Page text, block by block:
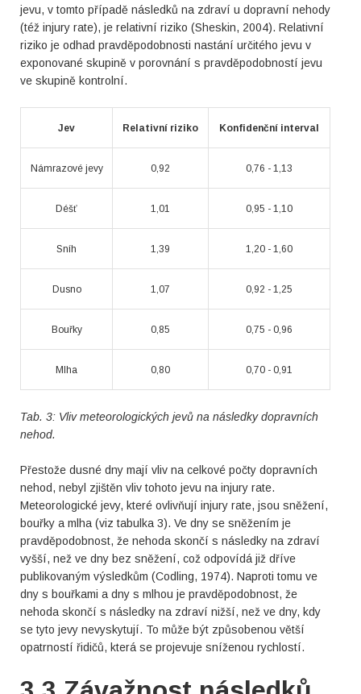
jevu, v tomto případě následků na zdraví u dopravní nehody
(též injury rate), je relativní riziko (Sheskin, 2004). Relativní
riziko je odhad pravděpodobnosti nastání určitého jevu v
exponované skupině v porovnání s pravděpodobností jevu
ve skupině kontrolní.
Jev Relativní riziko Konfidenční interval
Námrazové jevy 0,92 0,76 - 1,13
Déšť 1,01 0,95 - 1,10
Sníh 1,39 1,20 - 1,60
Dusno 1,07 0,92 - 1,25
Bouřky 0,85 0,75 - 0,96
Mlha 0,80 0,70 - 0,91
Tab. 3: Vliv meteorologických jevů na následky dopravních
nehod.
Přestože dusné dny mají vliv na celkové počty dopravních
nehod, nebyl zjištěn vliv tohoto jevu na injury rate.
Meteorologické jevy, které ovlivňují injury rate, jsou sněžení,
bouřky a mlha (viz tabulka 3). Ve dny se sněžením je
pravděpodobnost, že nehoda skončí s následky na zdraví
vyšší, než ve dny bez sněžení, což odpovídá již dříve
publikovaným výsledkům (Codling, 1974). Naproti tomu ve
dny s bouřkami a dny s mlhou je pravděpodobnost, že
nehoda skončí s následky na zdraví nižší, než ve dny, kdy
se tyto jevy nevyskytují. To může být způsobenou větší
opatrností řidičů, která se projevuje sníženou rychlostí.